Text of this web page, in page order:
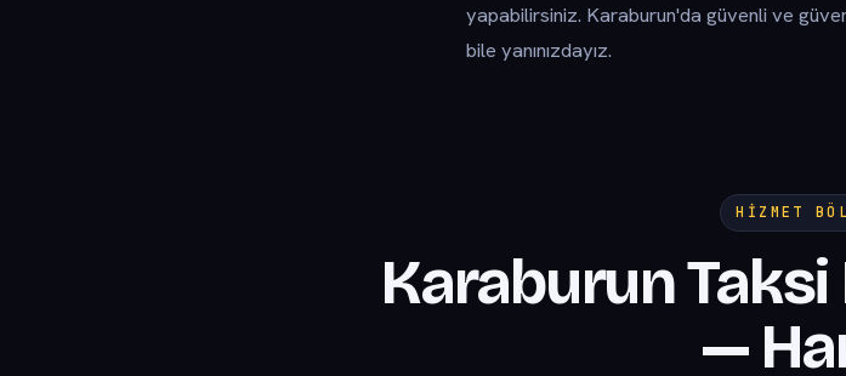
yapabilirsiniz. Karaburun'da güvenli ve
bile yanınızdayız.
HIZMET
Karaburun
—